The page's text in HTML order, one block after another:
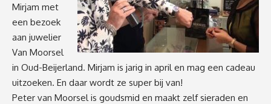
Mirjam met
een bezoek
aan juwelier
Van Moorsel
in Oud-Beijerland. Mirjam is jarig in april en mag een cadeau
uitzoeken. En daar wordt ze super bij van!
Peter van Moorsel is goudsmid en maakt zelf sieraden en